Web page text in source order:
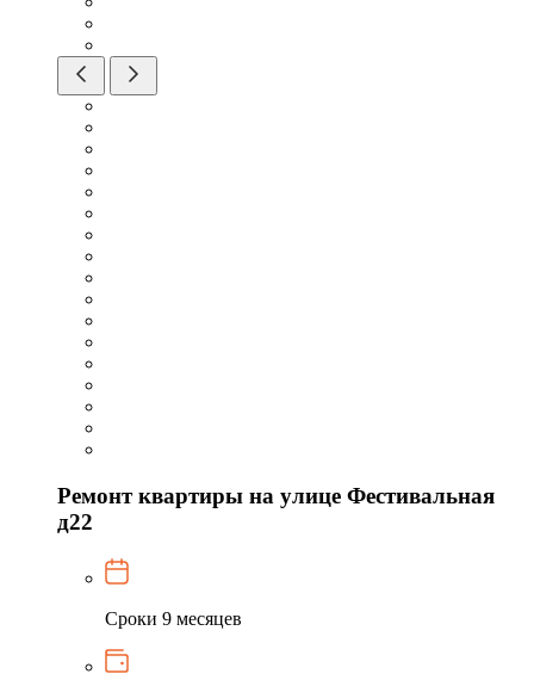
Ремонт квартиры на улице Фестивальная
д22
Сроки 9 месяцев